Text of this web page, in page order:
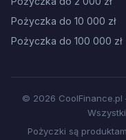
Pożyczka do 10 000 zł
Pożyczka do 100 000 zł
© 2026 CoolFinance.pl
Pożyczki są